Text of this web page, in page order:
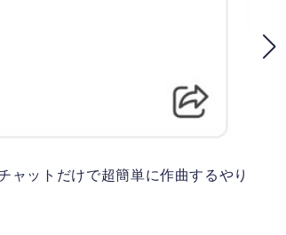
ットだけで超簡単に作曲するやり